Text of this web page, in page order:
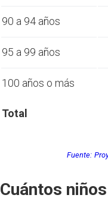
90 a 94 años
95 a 99 años
100 años o más
Total
Fuente:
Cuántos